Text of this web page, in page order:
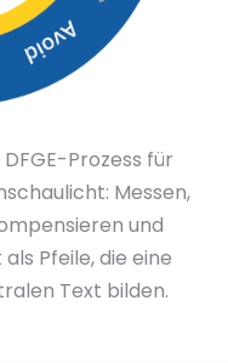
Prozess für
Messen,
und
Pfeile, die eine
Text bilden.